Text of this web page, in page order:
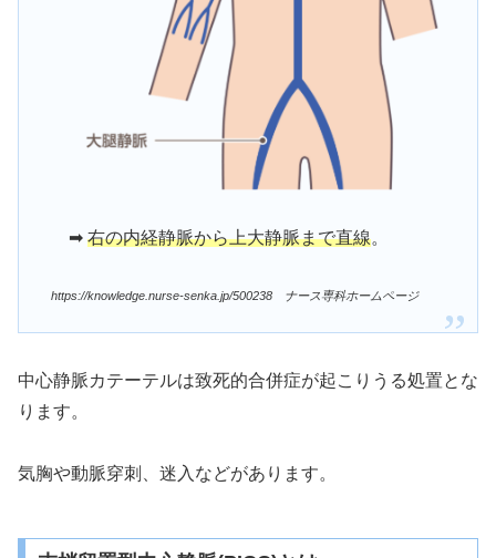
➡ 右の内経静脈から上大静脈まで直線。
https://knowledge.nurse-senka.jp/500238 ナース専科ホームページ
中心静脈カテーテルは致死的合併症が起こりうる処置とな
ります。
気胸や動脈穿刺、迷入などがあります。